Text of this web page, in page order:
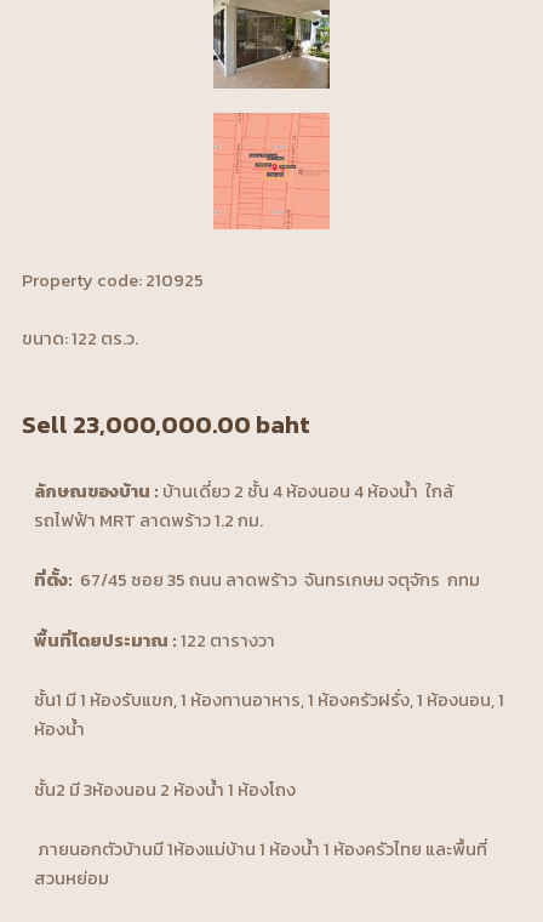
Property code: 210925
ขนาด: 122 ตร.ว.
Sell 23,000,000.00 baht
ลักษณของบ้าน : บ้านเดี่ยว 2 ชั้น 4 ห้องนอน 4 ห้องน้ำ ใกล้
รถไฟฟ้า MRT ลาดพร้าว 1.2 กม.
ที่ตั้ง: 67/45 ซอย 35 ถนน ลาดพร้าว จันทรเกษม จตุจักร กทม
พื้นที่โดยประมาณ :122 ตารางวา
ชั้น1 มี 1 ห้องรับแขก, 1 ห้องทานอาหาร, 1 ห้องครัวฝรั่ง, 1 ห้องนอน, 1
ห้องน้ำ
ชั้น2 มี 3ห้องนอน 2 ห้องน้ำ 1 ห้องโถง
ภายนอกตัวบ้านมี 1ห้องแม่บ้าน 1 ห้องน้ำ 1 ห้องครัวไทย และพื้นที่
สวนหย่อม